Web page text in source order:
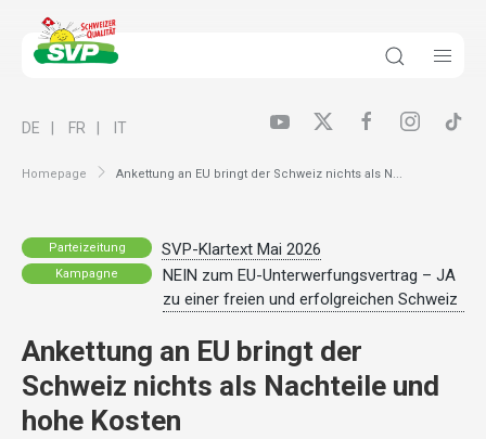
Homepage Ankettung an EU bringt der Schweiz nichts als N...
DE FR IT
Parteizeitung SVP-Klartext Mai 2026
Kampagne
NEIN zum EU-Unterwerfungsvertrag – JA
zu einer freien und erfolgreichen Schweiz
Ankettung an EU bringt der
Schweiz nichts als Nachteile und
hohe Kosten